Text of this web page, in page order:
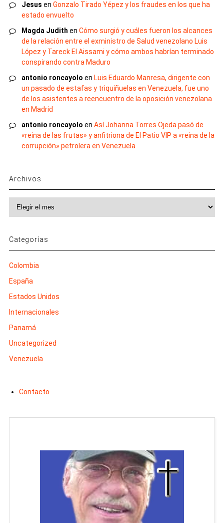
Jesus en Gonzalo Tirado Yépez y los fraudes en los que ha
estado envuelto
Magda Judith en Cómo surgió y cuáles fueron los alcances
de la relación entre el exministro de Salud venezolano Luis
López y Tareck El Aissami y cómo ambos habrían terminado
conspirando contra Maduro
antonio roncayolo en Luis Eduardo Manresa, dirigente con
un pasado de estafas y triquiñuelas en Venezuela, fue uno
de los asistentes a reencuentro de la oposición venezolana
en Madrid
antonio roncayolo en Así Johanna Torres Ojeda pasó de
«reina de las frutas» y anfitriona de El Patio VIP a «reina de la
corrupción» petrolera en Venezuela
Archivos
Categorías
Colombia
España
Estados Unidos
Internacionales
Panamá
Uncategorized
Venezuela
Contacto